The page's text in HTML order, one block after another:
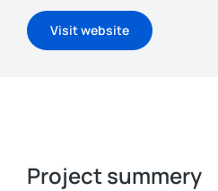
Visit website
Project summery